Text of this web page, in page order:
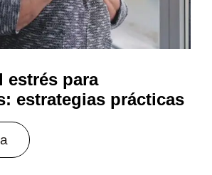
estrés para
estrategias prácticas